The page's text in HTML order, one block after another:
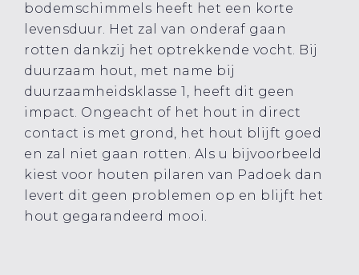
bodemschimmels heeft het een korte
levensduur. Het zal van onderaf gaan
rotten dankzij het optrekkende vocht. Bij
duurzaam hout, met name bij
duurzaamheidsklasse 1, heeft dit geen
impact. Ongeacht of het hout in direct
contact is met grond, het hout blijft goed
en zal niet gaan rotten. Als u bijvoorbeeld
kiest voor houten pilaren van Padoek dan
levert dit geen problemen op en blijft het
hout gegarandeerd mooi.